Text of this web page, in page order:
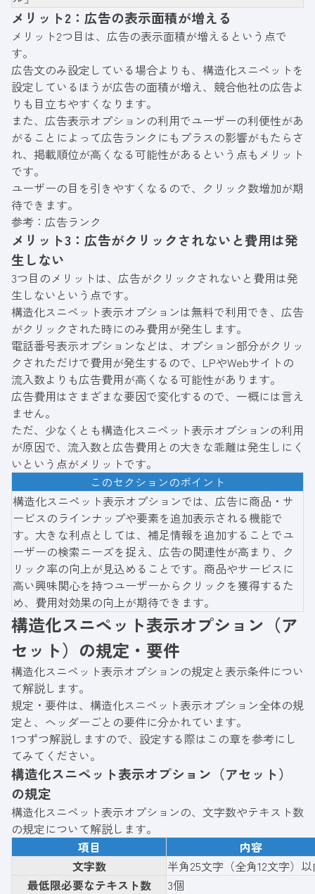
メリット2：広告の表示面積が増える
メリット2つ目は、広告の表示面積が増えるという点で
す。
広告文のみ設定している場合よりも、構造化スニペットを
設定しているほうが広告の面積が増え、競合他社の広告よ
りも目立ちやすくなります。
また、広告表示オプションの利用でユーザーの利便性があ
がることによって広告ランクにもプラスの影響がもたらさ
れ、掲載順位が高くなる可能性があるという点もメリット
です。
ユーザーの目を引きやすくなるので、クリック数増加が期
待できます。
参考： 広告ランク
メリット3：広告がクリックされないと費用は発
生しない
3つ目のメリットは、広告がクリックされないと費用は発
生しないという点です。
構造化スニペット表示オプションは無料で利用でき、広告
がクリックされた時にのみ費用が発生します。
電話番号表示オプションなどは、オプション部分がクリッ
クされただけで費用が発生するので、LPやWebサイトの
流入数よりも広告費用が高くなる可能性があります。
広告費用はさまざまな要因で変化するので、一概には言え
ません。
ただ、少なくとも構造化スニペット表示オプションの利用
が原因で、流入数と広告費用との大きな乖離は発生しにく
いという点がメリットです。
このセクションのポイント
構造化スニペット表示オプションでは、広告に商品・サ
ービスのラインナップや要素を追加表示される機能で
す。大きな利点としては、補足情報を追加することでユ
ーザーの検索ニーズを捉え、広告の関連性が高まり、ク
リック率の向上が見込めることです。商品やサービスに
高い興味関心を持つユーザーからクリックを獲得するた
め、費用対効果の向上が期待できます。
構造化スニペット表示オプション（ア
セット）の規定・要件
構造化スニペット表示オプションの規定と表示条件につい
て解説します。
規定・要件は、構造化スニペット表示オプション全体の規
定と、ヘッダーごとの要件に分かれています。
1つずつ解説しますので、設定する際はこの章を参考にし
てみてください。
構造化スニペット表示オプション（アセット）
の規定
構造化スニペット表示オプションの、文字数やテキスト数
の規定について解説します。
項目
内容
文字数
半角25文字（全角12文字）
最低限必要なテキスト数
3個